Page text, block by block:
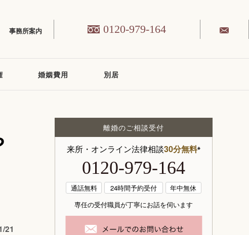
事務所案内 0120-979-164
婚姻費用 別居
21
離婚のご相談受付
来所・オンライン法律相談30分無料※
0120-979-164
通話無料 24時間予約受付
年中無休
専任の受付職員が丁寧にお話を伺います